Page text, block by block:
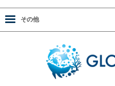
その他